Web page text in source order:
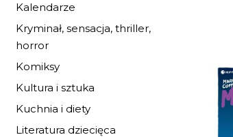
Kalendarze
Kryminał, sensacja, thriller,
horror
Komiksy
Kultura i sztuka
Kuchnia i diety
Literatura dziecięca